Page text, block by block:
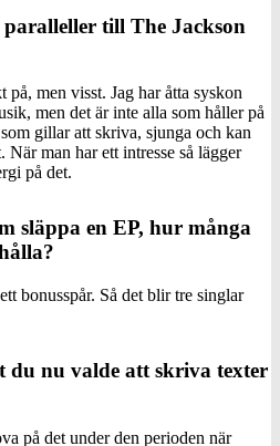
till The Jackson
men visst. Jag har åtta syskon
men det är inte alla som håller på
gillar att skriva, sjunga och kan
man har ett intresse så lägger
på det.
släppa en EP, hur många
bonusspår. Så det blir tre singlar
du nu valde att skriva texter
på det under den perioden när